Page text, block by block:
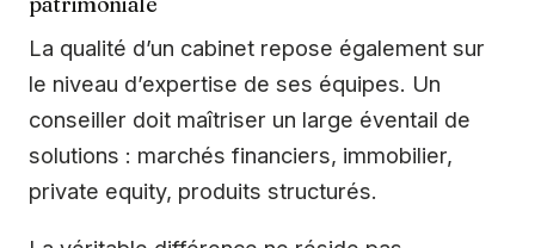
La qualité d’un cabinet repose également sur
le niveau d’expertise de ses équipes. Un
conseiller doit maîtriser un large éventail de
solutions : marchés financiers, immobilier,
private equity, produits structurés.